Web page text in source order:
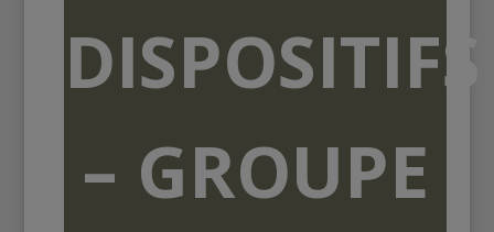
DISPOSITIFS
– GROUPE